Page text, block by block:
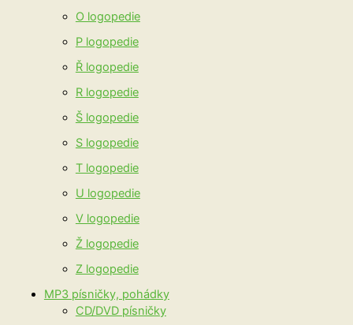
O logopedie
P logopedie
Ř logopedie
R logopedie
Š logopedie
S logopedie
T logopedie
U logopedie
V logopedie
Ž logopedie
Z logopedie
MP3 písničky, pohádky
CD/DVD písničky